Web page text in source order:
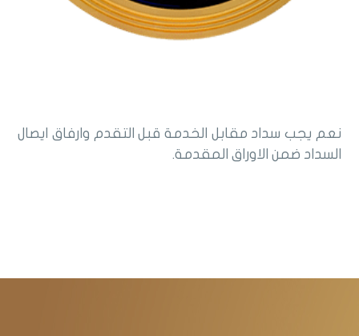
نعم يجب سداد مقابل الخدمة قبل التقدم وارفاق ايصال
السداد ضمن الاوراق المقدمة.